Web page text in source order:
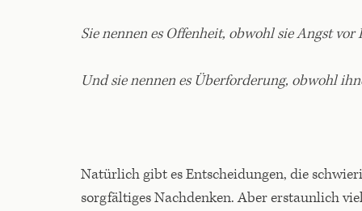
Sie nennen es Offenheit, obwohl sie Angst vor
Und sie nennen es Überforderung, obwohl
Natürlich gibt es Entscheidungen, die
sorgfältiges Nachdenken. Aber erstaunlich